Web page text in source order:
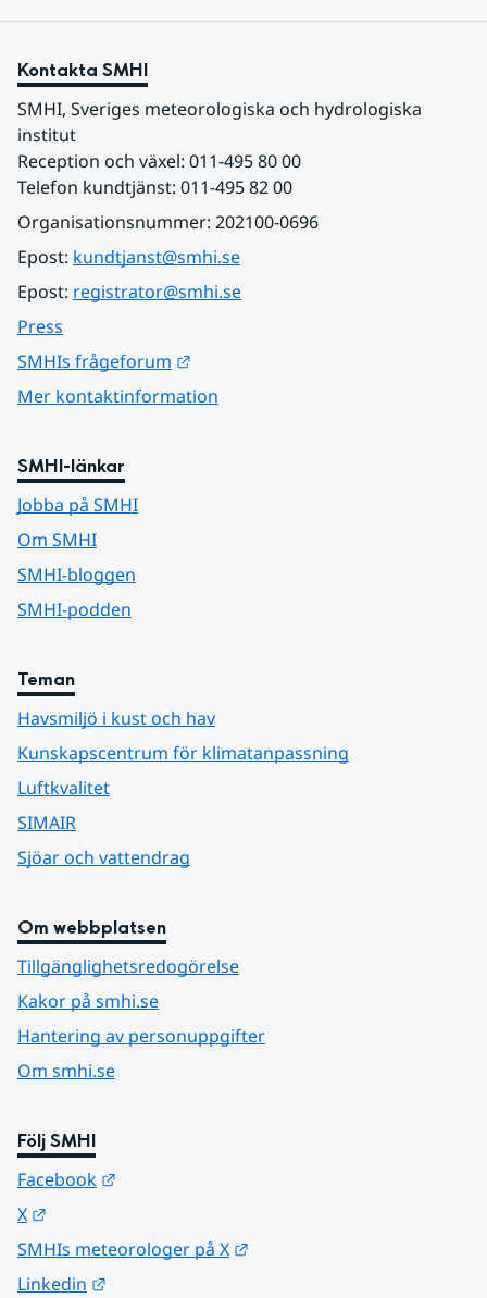
Kontakta SMHI
SMHI, Sveriges meteorologiska och hydrologiska
institut
Reception och växel: 011-495 80 00
Telefon kundtjänst: 011-495 82 00
Organisationsnummer: 202100-0696
Epost: kundtjanst@smhi.se
Epost: registrator@smhi.se
Press
SMHIs frågeforum
Mer kontaktinformation
SMHI-länkar
Jobba på SMHI
Om SMHI
SMHI-bloggen
SMHI-podden
Teman
Havsmiljö i kust och hav
Kunskapscentrum för klimatanpassning
Luftkvalitet
SIMAIR
Sjöar och vattendrag
Om webbplatsen
Tillgänglighetsredogörelse
Kakor på smhi.se
Hantering av personuppgifter
Om smhi.se
Följ SMHI
Facebook
X
SMHIs meteorologer på X
Linkedin